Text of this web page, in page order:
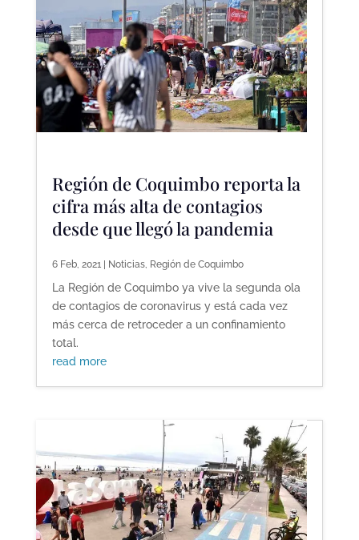
Región de Coquimbo reporta la
cifra más alta de contagios
desde que llegó la pandemia
6 Feb, 2021| Noticias, Región de Coquimbo
La Región de Coquimbo ya vive la segunda ola
de contagios de coronavirus y está cada vez
más cerca de retroceder a un confinamiento
total.
read more